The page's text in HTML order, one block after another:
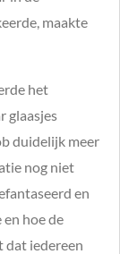
maakte
het
glaasjes
duidelijk meer
nog niet
en
hoe de
dat iedereen